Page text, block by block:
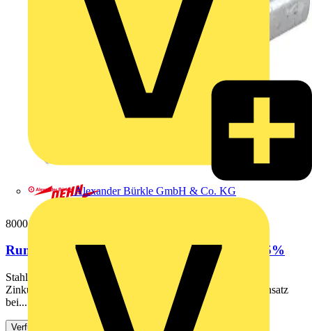
Alexander Bürkle GmbH & Co. KG
800010
Runddraht 10mm St/tZn Ringlaenge 81m +/-5%
Stahldraht nach DIN EN 62561-2 (VDE 0185-561-2) mit
Zinküberzug ≥ 50 µm Mittelwert (rd. 350 g/m2), für den Einsatz
bei...
Verfügbar: 2 Händler